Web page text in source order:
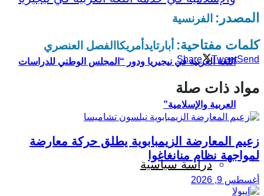
اللغة العربية في نيجيريا ودور “المجلس الوطني للدراسات
العربية والإسلامية”
دراسة سياسية
المصدر: الفرنسية
كلمات مفتاحية: أبارتايد أمريكا الفصل العنصري
Share TweetSend
مواد ذات صلة
زعيم المعارضة الزيمبابوية يطلق حركة معارضة
لمواجهة نظام منانغاغوا
أغسطس 9, 2026